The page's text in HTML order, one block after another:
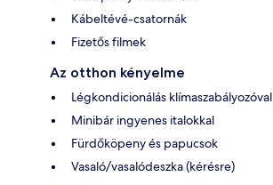
Kábeltévé-csatornák
Fizetős filmek
Az otthon kényelme
Légkondicionálás klímaszabályozóval
Minibár ingyenes italokkal
Fürdőköpeny és papucsok
Vasaló/vasalódeszka (kérésre)